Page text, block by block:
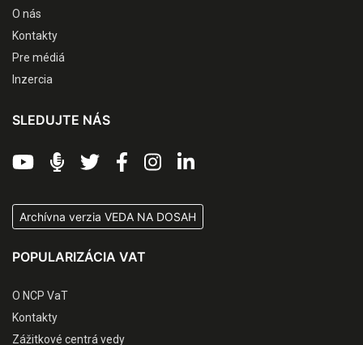
O nás
Kontakty
Pre médiá
Inzercia
SLEDUJTE NÁS
Archívna verzia VEDA NA DOSAH
POPULARIZÁCIA VAT
O NCP VaT
Kontakty
Zážitkové centrá vedy